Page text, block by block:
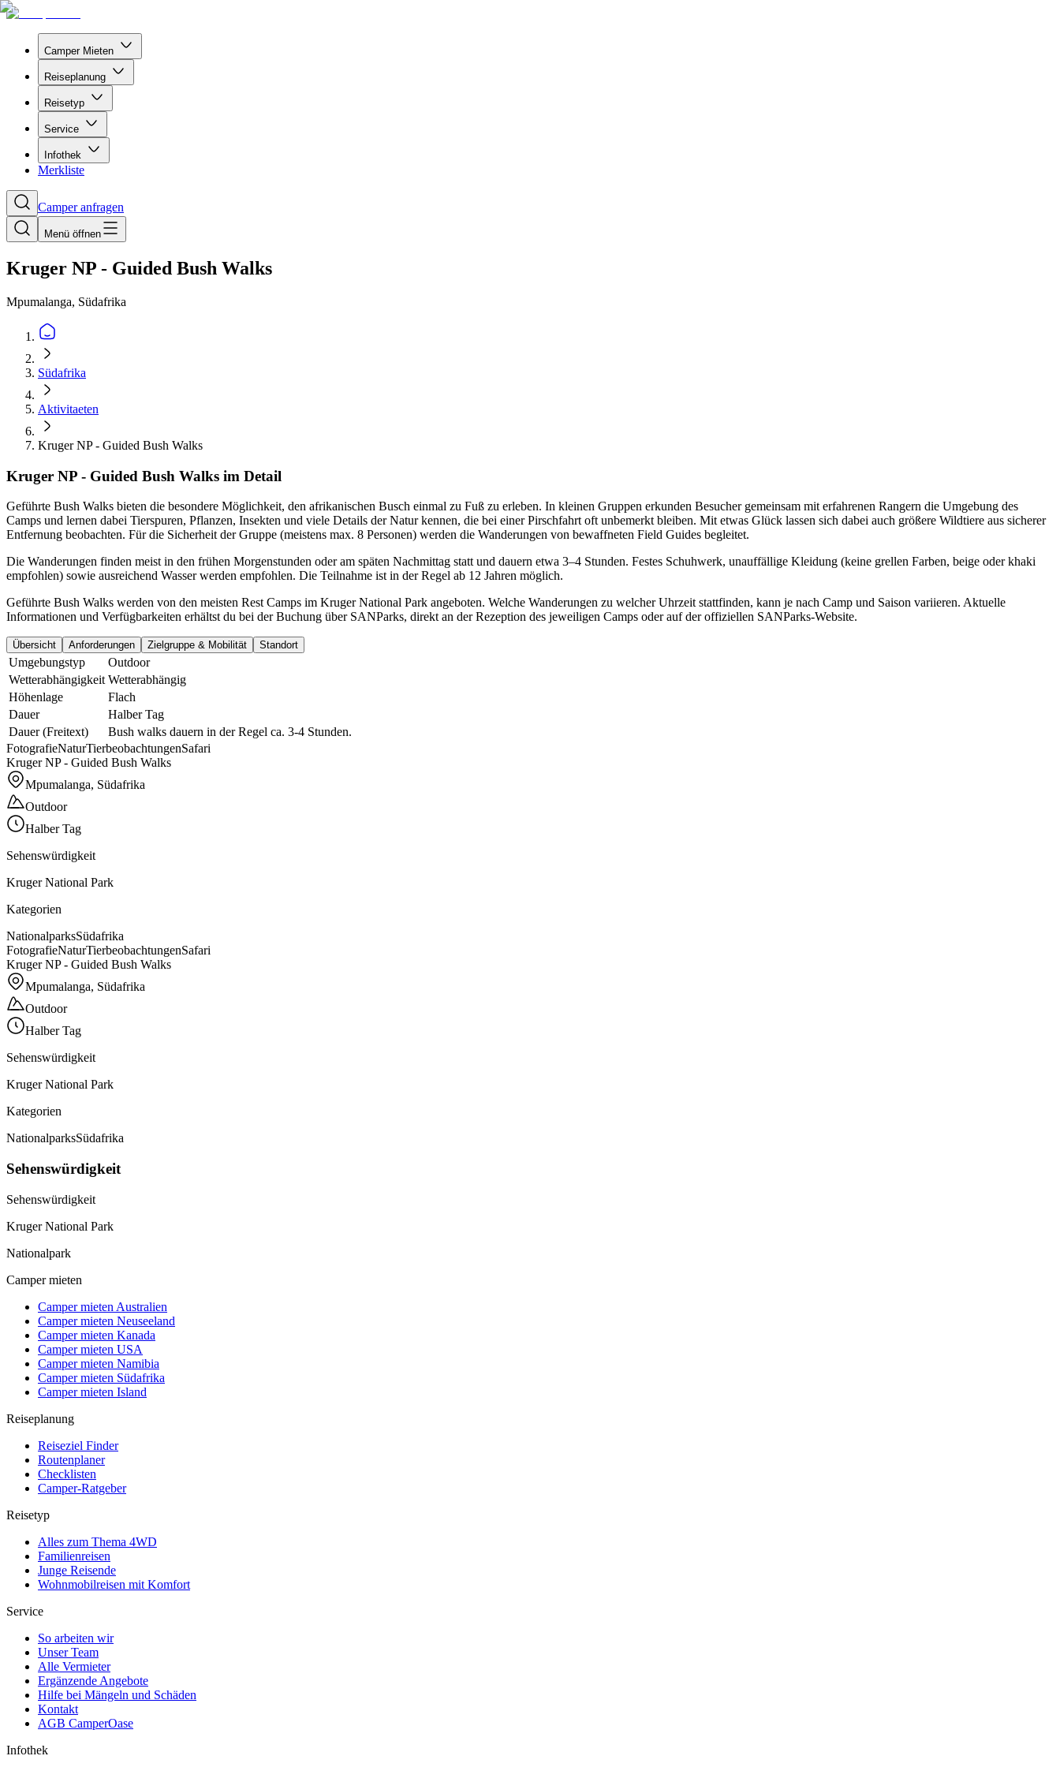
Camper Mieten
Reiseplanung
Reisetyp
Service
Infothek
Merkliste
Camper anfragen
Menü öffnen
Kruger NP - Guided Bush Walks
Mpumalanga, Südafrika
Südafrika
Aktivitaeten
Kruger NP - Guided Bush Walks
Kruger NP - Guided Bush Walks im Detail
Geführte Bush Walks bieten die besondere Möglichkeit, den afrikanischen Busch einmal zu Fuß zu erleben. In kleinen Gruppen erkunden Besucher gemeinsam mit erfahrenen Rangern die Umgebung des
Camps und lernen dabei Tierspuren, Pflanzen, Insekten und viele Details der Natur kennen, die bei einer Pirschfahrt oft unbemerkt bleiben. Mit etwas Glück lassen sich dabei auch größere Wildtiere aus sicherer
Entfernung beobachten. Für die Sicherheit der Gruppe (meistens max. 8 Personen) werden die Wanderungen von bewaffneten Field Guides begleitet.
Die Wanderungen finden meist in den frühen Morgenstunden oder am späten Nachmittag statt und dauern etwa 3–4 Stunden. Festes Schuhwerk, unauffällige Kleidung (keine grellen Farben, beige oder khaki
empfohlen) sowie ausreichend Wasser werden empfohlen. Die Teilnahme ist in der Regel ab 12 Jahren möglich.
Geführte Bush Walks werden von den meisten Rest Camps im Kruger National Park angeboten. Welche Wanderungen zu welcher Uhrzeit stattfinden, kann je nach Camp und Saison variieren. Aktuelle
Informationen und Verfügbarkeiten erhältst du bei der Buchung über SANParks, direkt an der Rezeption des jeweiligen Camps oder auf der offiziellen SANParks-Website.
Übersicht Anforderungen Zielgruppe & Mobilität Standort
Umgebungstyp
Outdoor
Wetterabhängigkeit Wetterabhängig
Höhenlage
Flach
Dauer
Halber Tag
Dauer (Freitext)
Bush walks dauern in der Regel ca. 3-4 Stunden.
FotografieNaturTierbeobachtungenSafari
Kruger NP - Guided Bush Walks
Mpumalanga, Südafrika
Outdoor
Halber Tag
Sehenswürdigkeit
Kruger National Park
Kategorien
NationalparksSüdafrika
FotografieNaturTierbeobachtungenSafari
Kruger NP - Guided Bush Walks
Mpumalanga, Südafrika
Outdoor
Halber Tag
Sehenswürdigkeit
Kruger National Park
Kategorien
NationalparksSüdafrika
Sehenswürdigkeit
Sehenswürdigkeit
Kruger National Park
Nationalpark
Camper mieten
Camper mieten Australien
Camper mieten Neuseeland
Camper mieten Kanada
Camper mieten USA
Camper mieten Namibia
Camper mieten Südafrika
Camper mieten Island
Reiseplanung
Reiseziel Finder
Routenplaner
Checklisten
Camper-Ratgeber
Reisetyp
Alles zum Thema 4WD
Familienreisen
Junge Reisende
Wohnmobilreisen mit Komfort
Service
So arbeiten wir
Unser Team
Alle Vermieter
Ergänzende Angebote
Hilfe bei Mängeln und Schäden
Kontakt
AGB CamperOase
Infothek